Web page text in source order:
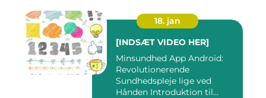
18. jan
[INDSÆT VIDEO HER]
Minsundhed App Android:
Revolutionerende
Sundhedspleje lige ved
Hånden Introduktion til